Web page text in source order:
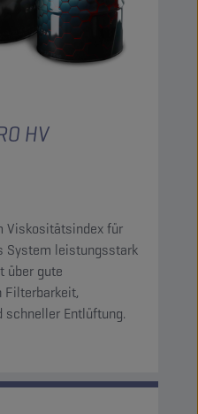
HV
Viskositätsindex für
System leistungsstark
über gute
Filterbarkeit,
schneller Entlüftung.